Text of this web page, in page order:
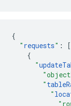
{
" requests" :
[
{
"
"
"